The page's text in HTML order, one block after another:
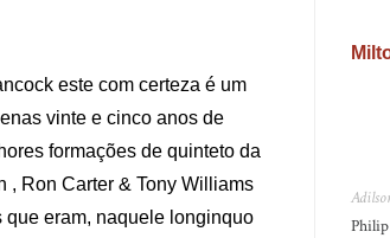
este com certeza é um
vinte e cinco anos de
formações de quinteto da
, Ron Carter & Tony Williams
eram, naquele longinquo
Philip